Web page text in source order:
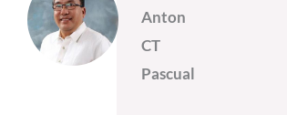
Anton
CT
Pascual